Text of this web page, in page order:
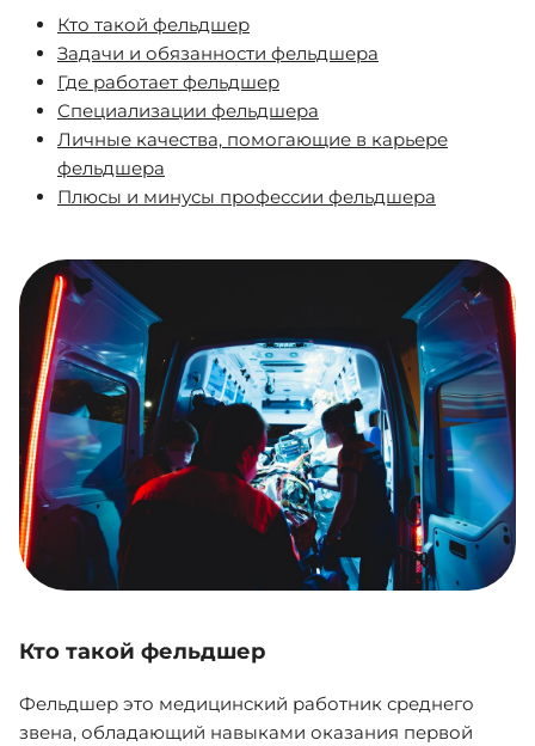
Кто такой фельдшер
Задачи и обязанности фельдшера
Где работает фельдшер
Специализации фельдшера
Личные качества, помогающие в карьере
фельдшера
Плюсы и минусы профессии фельдшера
Кто такой фельдшер
Фельдшер это медицинский работник среднего
звена, обладающий навыками оказания первой